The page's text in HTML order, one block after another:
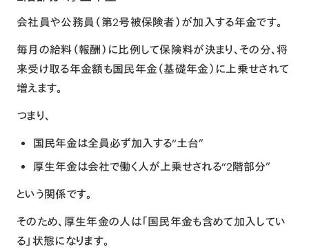
会社員や公務員（第2号被保険者）が加入する年金です。
毎月の給料（報酬）に比例して保険料が決まり、その分、将
来受け取る年金額も国民年金（基礎年金）に上乗せされて
増えます。
つまり、
国民年金は全員必ず加入する“土台”
厚生年金は会社で働く人が上乗せされる“2階部分”
という関係です。
そのため、厚生年金の人は「国民年金も含めて加入してい
る」状態になります。